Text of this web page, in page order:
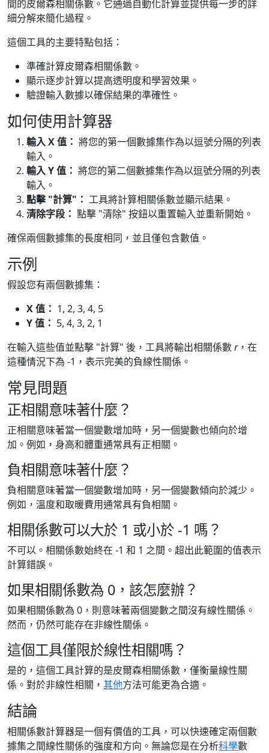
間的皮爾森相關係數。它通過自動化計算並提供每一步的詳
細分解來簡化過程。
這個工具的主要特點包括：
準確計算皮爾森相關係數。
顯示逐步計算以提高透明度和學習效果。
驗證輸入數據以確保結果的準確性。
如何使用計算器
輸入 X 值： 將您的第一個數據集作為以逗號分隔的列表
輸入。
輸入 Y 值： 將您的第二個數據集作為以逗號分隔的列表
輸入。
點擊 "計算"： 工具將計算相關係數並顯示結果。
清除字段： 點擊 "清除" 按鈕以重置輸入並重新開始。
確保兩個數據集的長度相同，並且僅包含數值。
示例
假設您有兩個數據集：
X 值： 1, 2, 3, 4, 5
Y 值： 5, 4, 3, 2, 1
在輸入這些值並點擊 "計算" 後，工具將輸出相關係數r，在
這種情況下為 -1，表示完美的負線性關係。
常見問題
正相關意味著什麼？
正相關意味著當一個變數增加時，另一個變數也傾向於增
加。例如，身高和體重通常具有正相關。
負相關意味著什麼？
負相關意味著當一個變數增加時，另一個變數傾向於減少。
例如，溫度和取暖費用通常具有負相關。
相關係數可以大於 1 或小於 -1 嗎？
不可以。相關係數始終在 -1 和 1 之間。超出此範圍的值表示
計算錯誤。
如果相關係數為 0，該怎麼辦？
如果相關係數為 0，則意味著兩個變數之間沒有線性關係。
然而，仍然可能存在非線性關係。
這個工具僅限於線性相關嗎？
是的，這個工具計算的是皮爾森相關係數，僅衡量線性關
係。對於非線性相關， 其他方法可能更為合適。
結論
相關係數計算器是一個有價值的工具，可以快速確定兩個數
據集之間線性關係的強度和方向。無論您是在分析科學數